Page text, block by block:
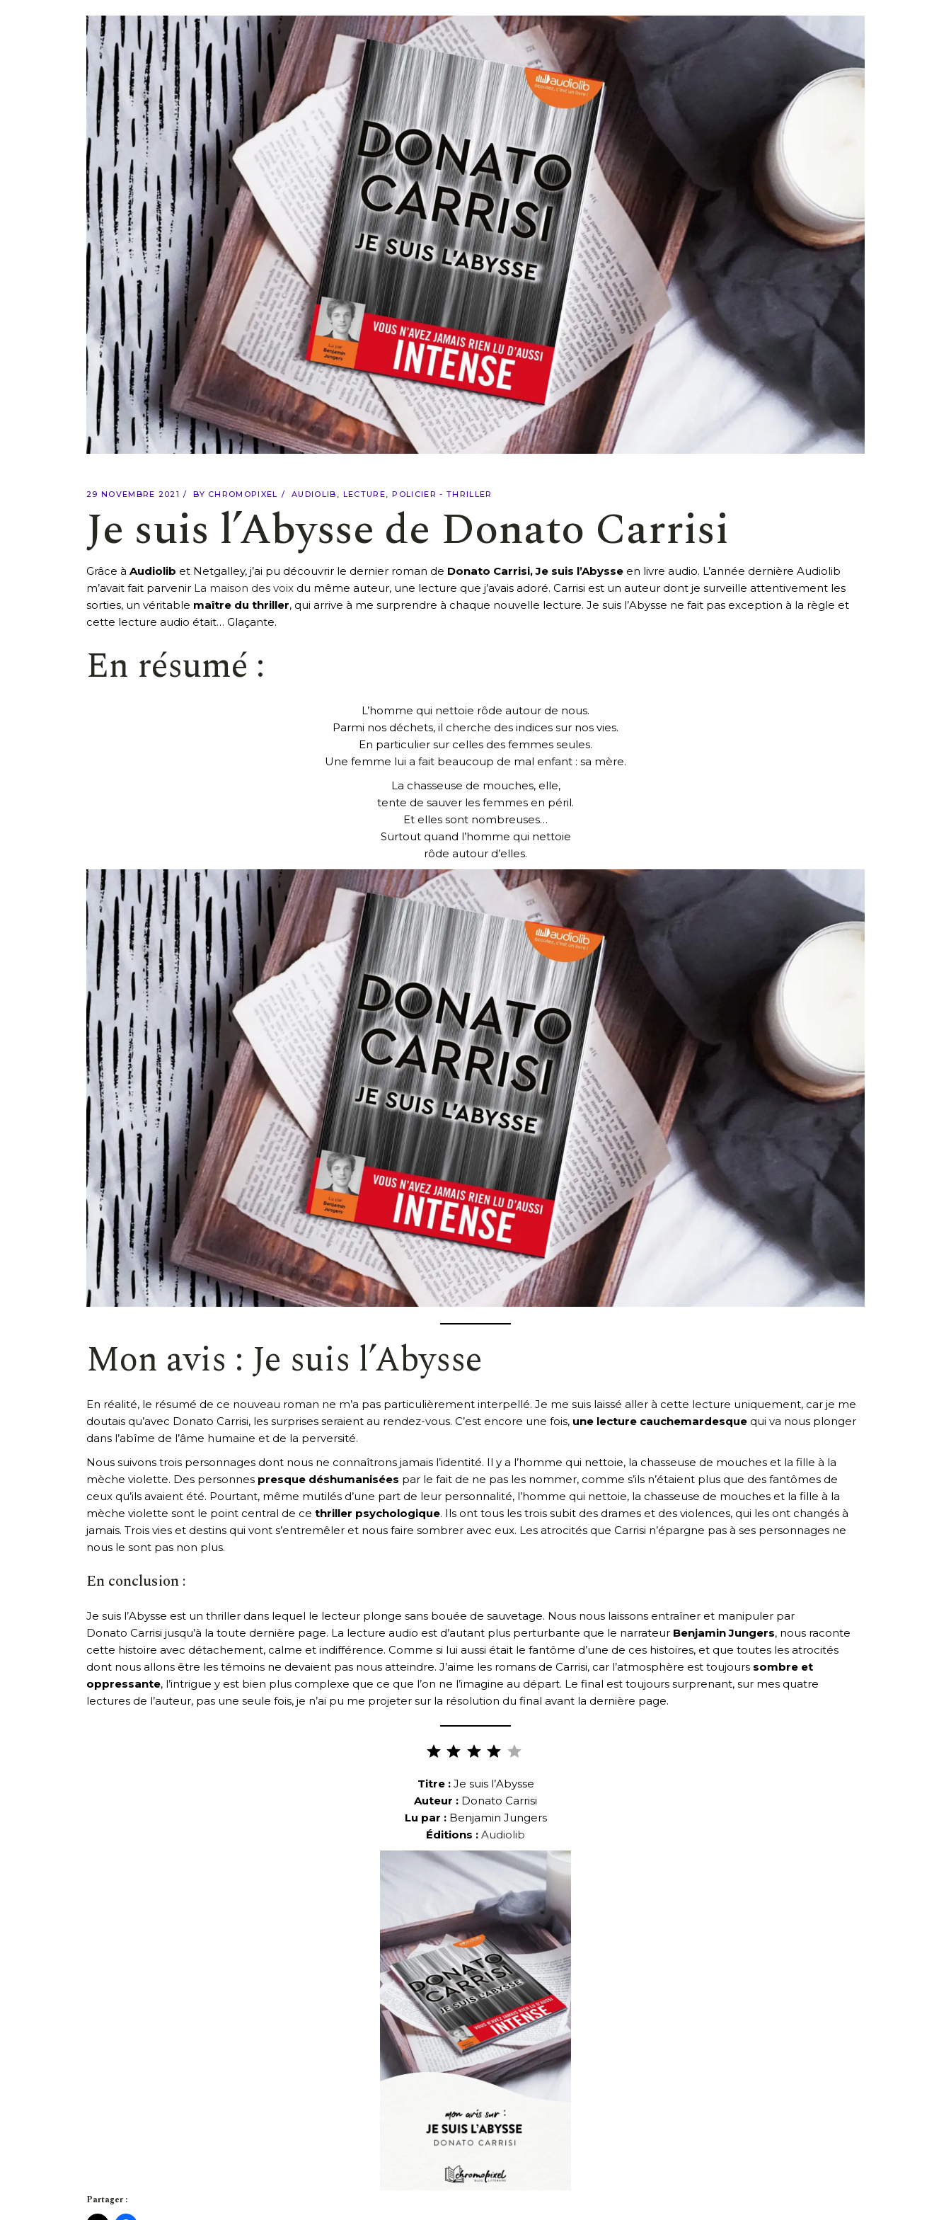
Romans Graphiques
SF – Fantastique –
Fantasy
Challenges Littéraires
29 NOVEMBRE 2021 BY CHROMOPIXEL AUDIOLIB LECTURE POLICIER - THRILLER
Je suis l’Abysse de Donato Carrisi
Grâce à Audiolib et Netgalley, j’ai pu découvrir le dernier roman de Donato Carrisi, Je suis l’Abysse en livre audio. L’année dernière Audiolib
m’avait fait parvenir La maison des voix du même auteur, une lecture que j’avais adoré. Carrisi est un auteur dont je surveille attentivement les
sorties, un véritable maître du thriller, qui arrive à me surprendre à chaque nouvelle lecture. Je suis l’Abysse ne fait pas exception à la règle et
cette lecture audio était… Glaçante.
En résumé :
L’homme qui nettoie rôde autour de nous.
Parmi nos déchets, il cherche des indices sur nos vies.
En particulier sur celles des femmes seules.
Une femme lui a fait beaucoup de mal enfant : sa mère.
La chasseuse de mouches, elle,
tente de sauver les femmes en péril.
Et elles sont nombreuses…
Surtout quand l’homme qui nettoie
rôde autour d’elles.
Mon avis : Je suis l’Abysse
En réalité, le résumé de ce nouveau roman ne m’a pas particulièrement interpellé. Je me suis laissé aller à cette lecture uniquement, car je me
doutais qu’avec Donato Carrisi, les surprises seraient au rendez-vous. C’est encore une fois, une lecture cauchemardesque qui va nous plonger
dans l’abîme de l’âme humaine et de la perversité.
Nous suivons trois personnages dont nous ne connaîtrons jamais l’identité. Il y a l’homme qui nettoie, la chasseuse de mouches et la fille à la
mèche violette. Des personnes presque déshumanisées par le fait de ne pas les nommer, comme s’ils n’étaient plus que des fantômes de
ceux qu’ils avaient été. Pourtant, même mutilés d’une part de leur personnalité, l’homme qui nettoie, la chasseuse de mouches et la fille à la
mèche violette sont le point central de ce thriller psychologique. Ils ont tous les trois subit des drames et des violences, qui les ont changés à
jamais. Trois vies et destins qui vont s’entremêler et nous faire sombrer avec eux. Les atrocités que Carrisi n’épargne pas à ses personnages ne
nous le sont pas non plus.
En conclusion :
Je suis l’Abysse est un thriller dans lequel le lecteur plonge sans bouée de sauvetage. Nous nous laissons entraîner et manipuler par
Donato Carrisi jusqu’à la toute dernière page. La lecture audio est d’autant plus perturbante que le narrateur Benjamin Jungers, nous raconte
cette histoire avec détachement, calme et indifférence. Comme si lui aussi était le fantôme d’une de ces histoires, et que toutes les atrocités
dont nous allons être les témoins ne devaient pas nous atteindre. J’aime les romans de Carrisi, car l’atmosphère est toujours sombre et
oppressante, l’intrigue y est bien plus complexe que ce que l’on ne l’imagine au départ. Le final est toujours surprenant, sur mes quatre
lectures de l’auteur, pas une seule fois, je n’ai pu me projeter sur la résolution du final avant la dernière page.
Titre : Je suis l’Abysse
Auteur : Donato Carrisi
Lu par : Benjamin Jungers
Éditions : Audiolib
Partager :